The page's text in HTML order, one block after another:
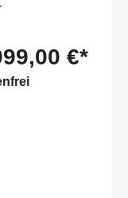
€*